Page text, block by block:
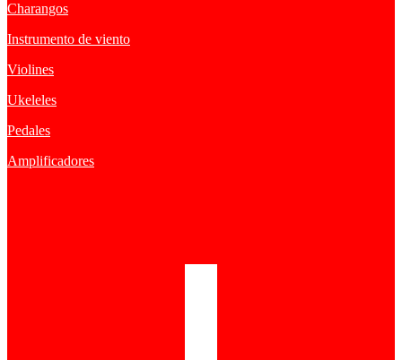
Charangos
Instrumento de viento
Violines
Ukeleles
Pedales
Amplificadores